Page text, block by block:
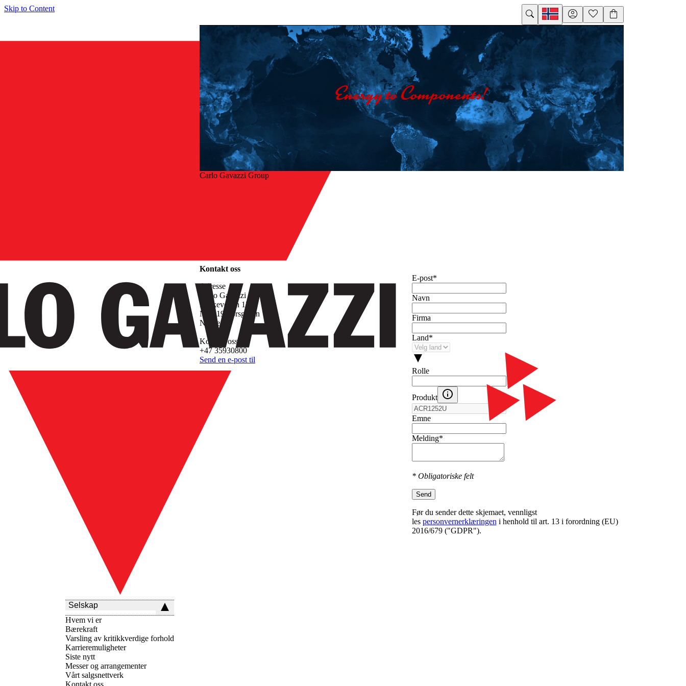
Skip to Content
Selskap
Hvem vi er
Bærekraft
Varsling av kritikkverdige forhold
Karrieremuligheter
Siste nytt
Messer og arrangementer
Vårt salgsnettverk
Kontakt oss
Carlo Gavazzi Group
Kontakt oss
Adresse
Carlo Gavazzi AS
Melkevegen 13
N-3919 Porsgrunn
Norge
Kontakt oss
+47 35930800
Send en e-post til
E-post*
Navn
Firma
Land*
Rolle
Produkt
Emne
Melding*
* Obligatoriske felt
Send
Før du sender dette skjemaet, vennligst
les personvernerklæringen i henhold til art. 13 i forordning (EU)
2016/679 ("GDPR").